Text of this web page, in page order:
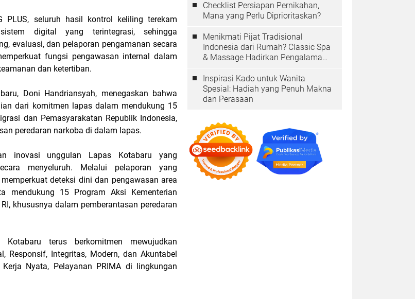
PLUS, seluruh hasil kontrol keliling terekam
digital yang terintegrasi, sehingga
evaluasi, dan pelaporan pengamanan secara
fungsi pengawasan internal dalam
dan ketertiban.
Doni Handriansyah, menegaskan bahwa
dari komitmen lapas dalam mendukung 15
dan Pemasyarakatan Republik Indonesia,
peredaran narkoba di dalam lapas.
inovasi unggulan Lapas Kotabaru yang
menyeluruh. Melalui pelaporan yang
deteksi dini dan pengawasan area
mendukung 15 Program Aksi Kementerian
khususnya dalam pemberantasan peredaran
terus berkomitmen mewujudkan
Responsif, Integritas, Modern, dan Akuntabel
Nyata, Pelayanan PRIMA di lingkungan
Checklist Persiapan Pernikahan,
Mana yang Perlu Diprioritaskan?
Menikmati Pijat Tradisional
Indonesia dari Rumah? Classic Spa
& Massage Hadirkan Pengalaman
Inspirasi Kado untuk Wanita
Spesial: Hadiah yang Penuh Makna
dan Perasaan